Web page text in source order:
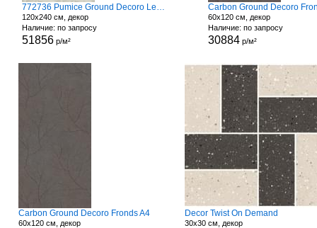
772736 Pumice Ground Decoro Leaves
120x240 см, декор
Наличие: по запросу
51856р/м²
Carbon Ground Decoro
60x120 см, декор
Наличие: по запросу
30884 р/м²
Carbon Ground Decoro Fronds A4
60x120 см, декор
Decor Twist On Demand
30x30 см, декор